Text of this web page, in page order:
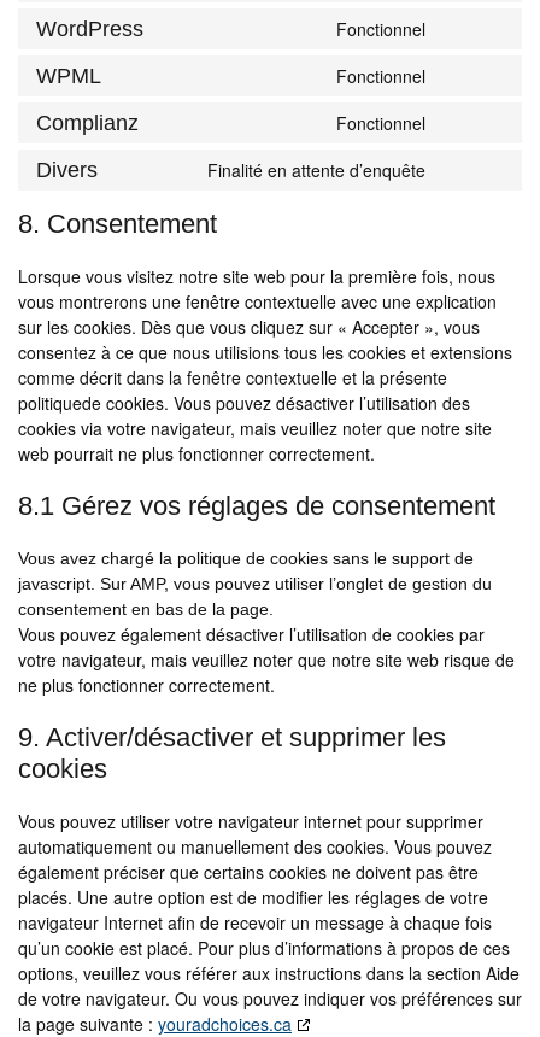
WordPress Fonctionnel
WPML Fonctionnel
Complianz Fonctionnel
Divers Finalité en attente d’enquête
8. Consentement
Lorsque vous visitez notre site web pour la première fois, nous
vous montrerons une fenêtre contextuelle avec une explication
sur les cookies. Dès que vous cliquez sur « Accepter », vous
consentez à ce que nous utilisions tous les cookies et extensions
comme décrit dans la fenêtre contextuelle et la présente
politiquede cookies. Vous pouvez désactiver l’utilisation des
cookies via votre navigateur, mais veuillez noter que notre site
web pourrait ne plus fonctionner correctement.
8.1 Gérez vos réglages de consentement
Vous avez chargé la politique de cookies sans le support de
javascript. Sur AMP, vous pouvez utiliser l’onglet de gestion du
consentement en bas de la page.
Vous pouvez également désactiver l’utilisation de cookies par
votre navigateur, mais veuillez noter que notre site web risque de
ne plus fonctionner correctement.
9. Activer/désactiver et supprimer les
cookies
Vous pouvez utiliser votre navigateur internet pour supprimer
automatiquement ou manuellement des cookies. Vous pouvez
également préciser que certains cookies ne doivent pas être
placés. Une autre option est de modifier les réglages de votre
navigateur Internet afin de recevoir un message à chaque fois
qu’un cookie est placé. Pour plus d’informations à propos de ces
options, veuillez vous référer aux instructions dans la section Aide
de votre navigateur. Ou vous pouvez indiquer vos préférences sur
la page suivante : youradchoices.ca